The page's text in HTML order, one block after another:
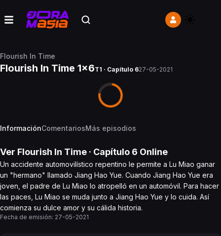
Flourish In Time
Flourish In Time 1x6T1 · Capítulo 627-05-2021
InformaciónComentariosMás episodios
Ver Flourish In Time · Capítulo 6 Online
Un accidente automovilístico repentino le permite a Lu Miao ganar
un "hermano" llamado Jiang Hao Yue. Cuando Jiang Hao Yue era
joven, el padre de Lu Miao lo atropelló en un automóvil. Para hacer
las paces, Lu Miao se muda junto a Jiang Hao Yue y lo cuida. Así
comienza su dulce amor y su cálida historia.
Fecha de emisión: 27-05-2021